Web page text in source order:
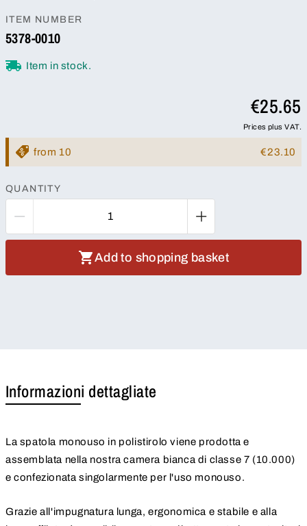
ITEM NUMBER
5378-0010
Item in stock.
€25.65
Prices plus VAT.
from 10 €23.10
QUANTITY
Add to shopping basket
Informazioni dettagliate
La spatola monouso in polistirolo viene prodotta e
assemblata nella nostra camera bianca di classe 7 (10.000)
e confezionata singolarmente per l'uso monouso.
Grazie all'impugnatura lunga, ergonomica e stabile e alla